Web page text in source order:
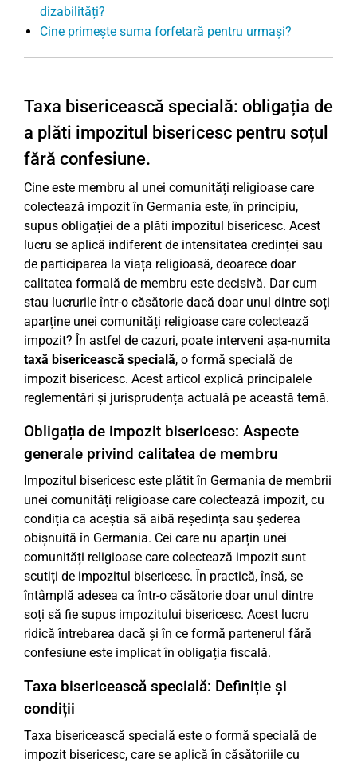
dizabilități?
Cine primește suma forfetară pentru urmași?
Taxa bisericească specială: obligația de
a plăti impozitul bisericesc pentru soțul
fără confesiune.
Cine este membru al unei comunități religioase care
colectează impozit în Germania este, în principiu,
supus obligației de a plăti impozitul bisericesc. Acest
lucru se aplică indiferent de intensitatea credinței sau
de participarea la viața religioasă, deoarece doar
calitatea formală de membru este decisivă. Dar cum
stau lucrurile într-o căsătorie dacă doar unul dintre soți
aparține unei comunități religioase care colectează
impozit? În astfel de cazuri, poate interveni așa-numita
taxă bisericească specială, o formă specială de
impozit bisericesc. Acest articol explică principalele
reglementări și jurisprudența actuală pe această temă.
Obligația de impozit bisericesc: Aspecte
generale privind calitatea de membru
Impozitul bisericesc este plătit în Germania de membrii
unei comunități religioase care colectează impozit, cu
condiția ca aceștia să aibă reședința sau șederea
obișnuită în Germania. Cei care nu aparțin unei
comunități religioase care colectează impozit sunt
scutiți de impozitul bisericesc. În practică, însă, se
întâmplă adesea ca într-o căsătorie doar unul dintre
soți să fie supus impozitului bisericesc. Acest lucru
ridică întrebarea dacă și în ce formă partenerul fără
confesiune este implicat în obligația fiscală.
Taxa bisericească specială: Definiție și
condiții
Taxa bisericească specială este o formă specială de
impozit bisericesc, care se aplică în căsătoriile cu